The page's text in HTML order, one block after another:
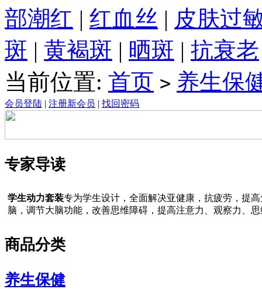
部潮红 | 红血丝 | 皮肤过
斑 | 黄褐斑 | 晒斑 | 抗衰老
当前位置: 首页 > 养生保
会员登陆 | 注册新会员 | 找回密码
专家导读
学生动力套装专为学生设计，全面解决亚健康，抗疲劳，提
脑，调节大脑功能，改善思维障碍，提高注意力、观察力、
商品分类
养生保健